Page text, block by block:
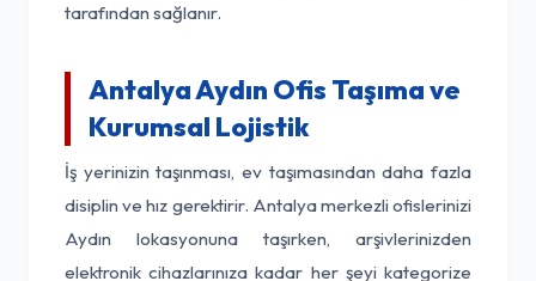
tarafından sağlanır.
Antalya Aydın Ofis Taşıma ve
Kurumsal Lojistik
İş yerinizin taşınması, ev taşımasından daha fazla
disiplin ve hız gerektirir. Antalya merkezli ofislerinizi
Aydın lokasyonuna taşırken, arşivlerinizden
elektronik cihazlarınıza kadar her şeyi kategorize